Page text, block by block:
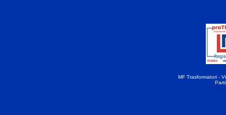
MF Trasformatori -